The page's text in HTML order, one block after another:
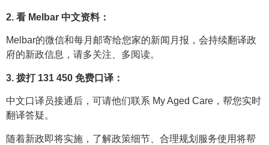
2. 看 Melbar 中文资料：
Melbar的微信和每月邮寄给您家的新闻月报，会持续翻译政
府的新政信息，请多关注、多阅读。
3. 拨打 131 450 免费口译：
中文口译员接通后，可请他们联系 My Aged Care，帮您实时
翻译答疑。
随着新政即将实施，了解政策细节、合理规划服务使用将帮